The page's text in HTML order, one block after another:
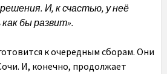
И, к счастью, у неё
бы развит».
к очередным сборам. Они
И, конечно, продолжает